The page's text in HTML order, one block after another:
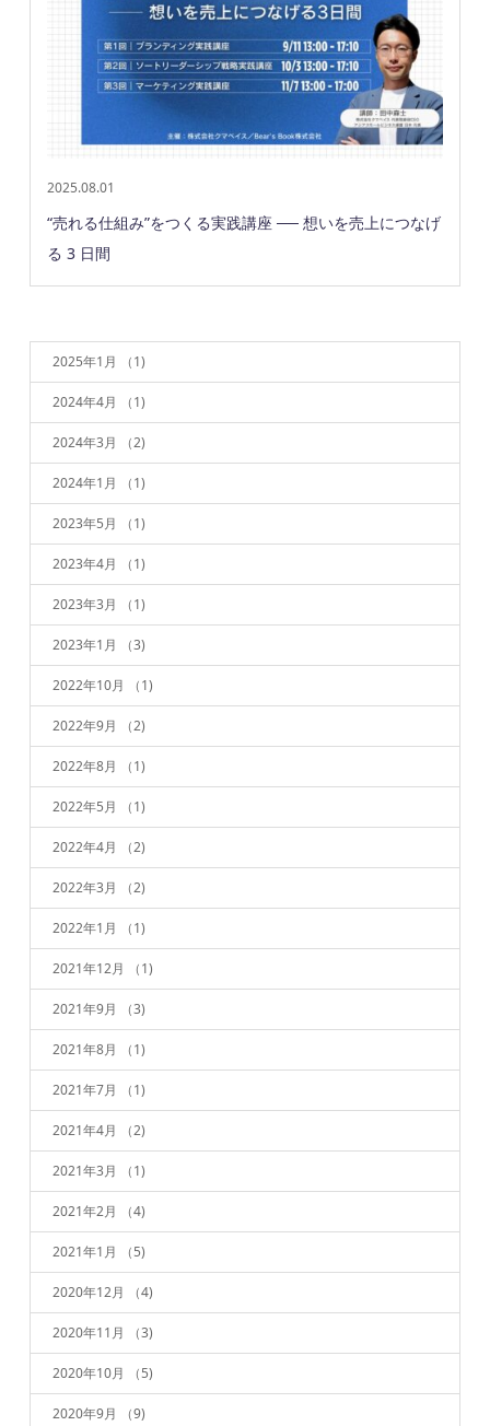
2025.08.01
“売れる仕組み”をつくる実践講座 ── 想いを売上につなげ
る 3 日間
2025年1月 （1)
2024年4月 （1)
2024年3月 （2)
2024年1月 （1)
2023年5月 （1)
2023年4月 （1)
2023年3月 （1)
2023年1月 （3)
2022年10月 （1)
2022年9月 （2)
2022年8月 （1)
2022年5月 （1)
2022年4月 （2)
2022年3月 （2)
2022年1月 （1)
2021年12月 （1)
2021年9月 （3)
2021年8月 （1)
2021年7月 （1)
2021年4月 （2)
2021年3月 （1)
2021年2月 （4)
2021年1月 （5)
2020年12月 （4)
2020年11月 （3)
2020年10月 （5)
2020年9月 （9)